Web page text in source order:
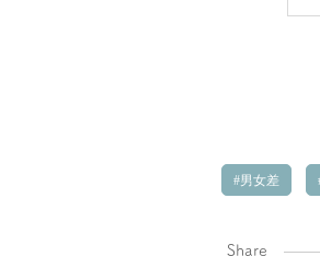
男女差
Share